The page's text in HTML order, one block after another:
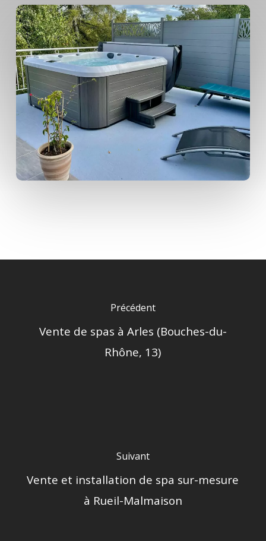
Précédent
Vente de spas à Arles (Bouches-du-
Rhône, 13)
Suivant
Vente et installation de spa sur-mesure
à Rueil-Malmaison